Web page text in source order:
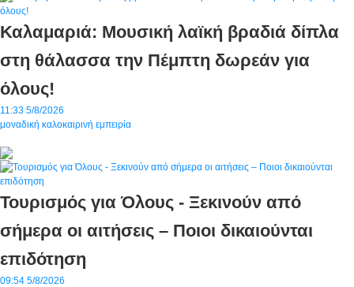
Καλαμαριά: Μουσική λαϊκή βραδιά δίπλα
στη θάλασσα την Πέμπτη δωρεάν για
όλους!
11:33 5/8/2026
μοναδική καλοκαιρινή εμπειρία
Τουρισμός για Όλους - Ξεκινούν από
σήμερα οι αιτήσεις – Ποιοι δικαιούνται
επιδότηση
09:54 5/8/2026